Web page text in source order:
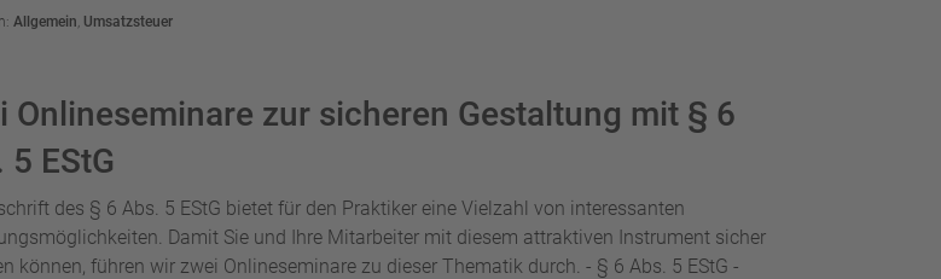
Allgemein, Umsatzsteuer
Onlineseminare zur sicheren Gestaltung mit § 6
5 EStG
des § 6 Abs. 5 EStG bietet für den Praktiker eine Vielzahl von interessanten
Damit Sie und Ihre Mitarbeiter mit diesem attraktiven Instrument sicher
können, führen wir zwei Onlineseminare zu dieser Thematik durch. - § 6 Abs. 5 EStG -